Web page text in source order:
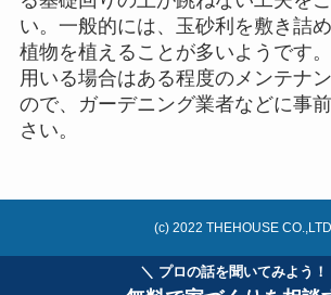
＼ プロの話を聞いてみよう！
い。一般的には、玉砂利を敷き詰
植物を植えることが多いようです
用いる場合はある程度のメンテナ
ので、ガーデニング業者などに事
さい。
(c) 2022 THEHOUSE CO.,LTD